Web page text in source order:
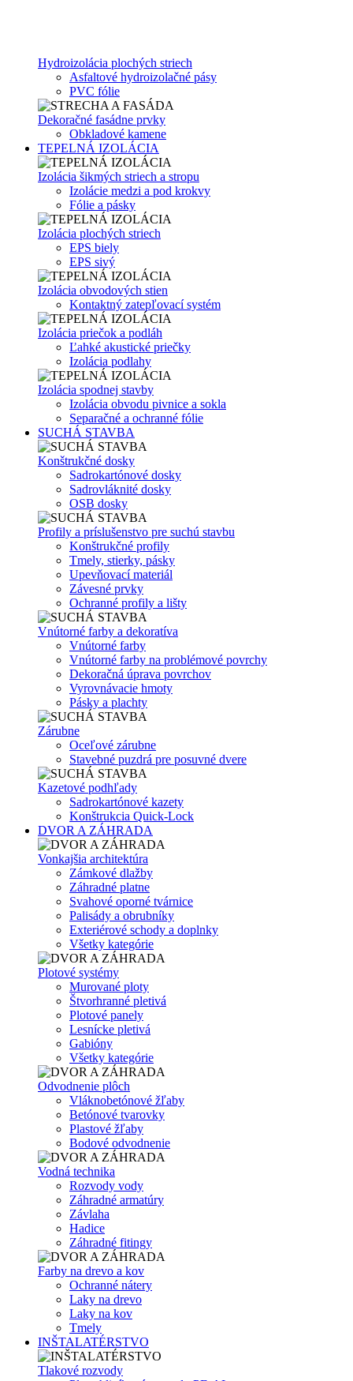
Hydroizolácia plochých striech
Asfaltové hydroizolačné pásy
PVC fólie
Dekoračné fasádne prvky
Obkladové kamene
TEPELNÁ IZOLÁCIA
Izolácia šikmých striech a stropu
Izolácie medzi a pod krokvy
Fólie a pásky
Izolácia plochých striech
EPS biely
EPS sivý
Izolácia obvodových stien
Kontaktný zatepľovací systém
Izolácia priečok a podláh
Ľahké akustické priečky
Izolácia podlahy
Izolácia spodnej stavby
Izolácia obvodu pivnice a sokla
Separačné a ochranné fólie
SUCHÁ STAVBA
Konštrukčné dosky
Sadrokartónové dosky
Sadrovláknité dosky
OSB dosky
Profily a príslušenstvo pre suchú stavbu
Konštrukčné profily
Tmely, stierky, pásky
Upevňovací materiál
Závesné prvky
Ochranné profily a lišty
Vnútorné farby a dekoratíva
Vnútorné farby
Vnútorné farby na problémové povrchy
Dekoračná úprava povrchov
Vyrovnávacie hmoty
Pásky a plachty
Zárubne
Oceľové zárubne
Stavebné puzdrá pre posuvné dvere
Kazetové podhľady
Sadrokartónové kazety
Konštrukcia Quick-Lock
DVOR A ZÁHRADA
Vonkajšia architektúra
Zámkové dlažby
Záhradné platne
Svahové oporné tvárnice
Palisády a obrubníky
Exteriérové schody a doplnky
Všetky kategórie
Plotové systémy
Murované ploty
Štvorhranné pletivá
Plotové panely
Lesnícke pletivá
Gabióny
Všetky kategórie
Odvodnenie plôch
Vláknobetónové žľaby
Betónové tvarovky
Plastové žľaby
Bodové odvodnenie
Vodná technika
Rozvody vody
Záhradné armatúry
Závlaha
Hadice
Záhradné fitingy
Farby na drevo a kov
Ochranné nátery
Laky na drevo
Laky na kov
Tmely
INŠTALATÉRSTVO
Tlakové rozvody